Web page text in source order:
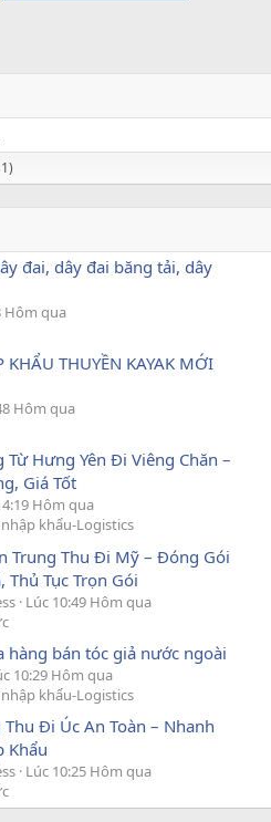
đai, dây đai băng tải, dây
Hôm qua
KHẨU THUYỀN KAYAK MỚI
Hôm qua
Từ Hưng Yên Đi Viêng Chăn –
Giá Tốt
Hôm qua
khẩu-Logistics
Trung Thu Đi Mỹ – Đóng Gói
Thủ Tục Trọn Gói
Lúc 10:49 Hôm qua
hàng bán tóc giả nước ngoài
10:29 Hôm qua
khẩu-Logistics
Đi Úc An Toàn – Nhanh
Khẩu
Lúc 10:25 Hôm qua